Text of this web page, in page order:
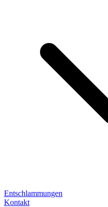
Entschlammungen
Kontakt